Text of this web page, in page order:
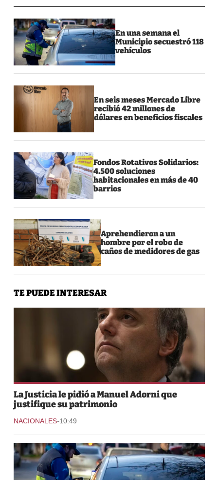
En una semana el
Municipio secuestró 118
vehículos
En seis meses Mercado Libre
recibió 42 millones de
dólares en beneficios fiscales
Fondos Rotativos Solidarios:
4.500 soluciones
habitacionales en más de 40
barrios
Aprehendieron a un
hombre por el robo de
caños de medidores de gas
TE PUEDE INTERESAR
La Justicia le pidió a Manuel Adorni que
justifique su patrimonio
NACIONALES-10:49